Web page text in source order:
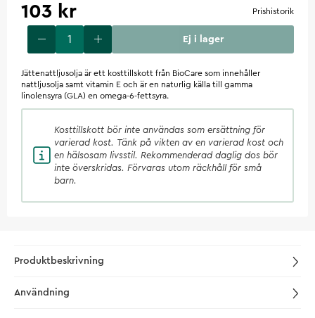
103 kr Prishistorik
Ej i lager
Jättenattljusolja är ett kosttillskott från BioCare som innehåller
nattljusolja samt vitamin E och är en naturlig källa till gamma
linolensyra (GLA) en omega-6-fettsyra.
Kosttillskott bör inte användas som ersättning för
varierad kost. Tänk på vikten av en varierad kost och
en hälsosam livsstil. Rekommenderad daglig dos bör
inte överskridas. Förvaras utom räckhåll för små
barn.
Produktbeskrivning
Användning